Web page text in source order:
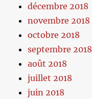
décembre 2018
novembre 2018
octobre 2018
septembre 2018
août 2018
juillet 2018
juin 2018